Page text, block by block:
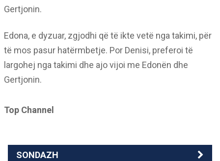
Gertjonin.
Edona, e dyzuar, zgjodhi që të ikte vetë nga takimi, për
të mos pasur hatërmbetje. Por Denisi, preferoi të
largohej nga takimi dhe ajo vijoi me Edonën dhe
Gertjonin.
Top Channel
SONDAZH